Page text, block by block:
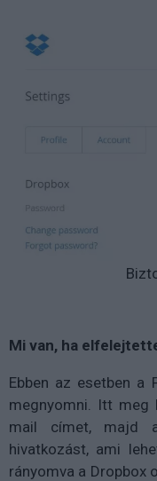
Mi van, ha
Ebben az esetben a
megnyomni. Itt
mail címet, majd
hivatkozást, ami
rányomva a Dropbox